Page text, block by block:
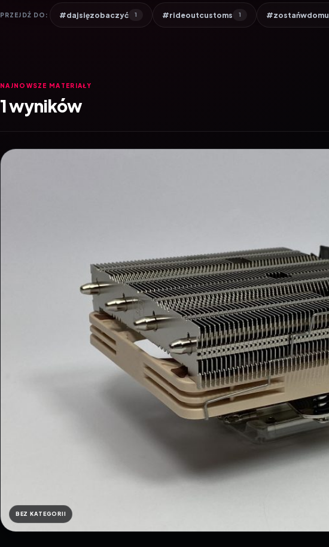
PRZEJDŹ DO: #dajsięzobaczyć 1 #rideoutcustoms 1 #zostańwdomu
NAJNOWSZE MATERIAŁY
1 wyników
BEZ KATEGORII